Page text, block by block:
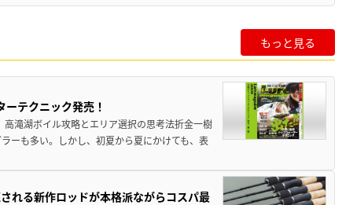
もっと見る
ーテクニック発売！
滝湖ボイル攻略とエリア選択の思考法折金一樹
ーも多い。しかし、初夏から夏にかけても、表
れる新作ロッドが本格派ながらコスパ最